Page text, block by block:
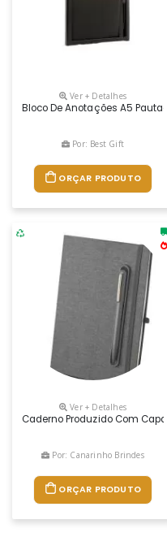
Ver + Detalhes
Bloco De Anotações A5
Por: Best Gift
ORÇAR PRODUTO
Ver + Detalhes
Caderno Produzido Com
Por: Canarinho Brindes
ORÇAR PRODUTO